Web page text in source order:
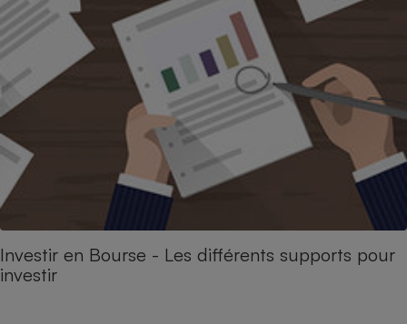
Investir en Bourse - Les différents supports pour
investir